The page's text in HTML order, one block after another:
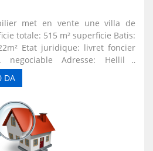
met en vente une villa de
Adresse: Hellil ,
ou siège d un Show Room
058 929 +213 (0) 553
(0) 555 122
05 Adresse mail :
DA